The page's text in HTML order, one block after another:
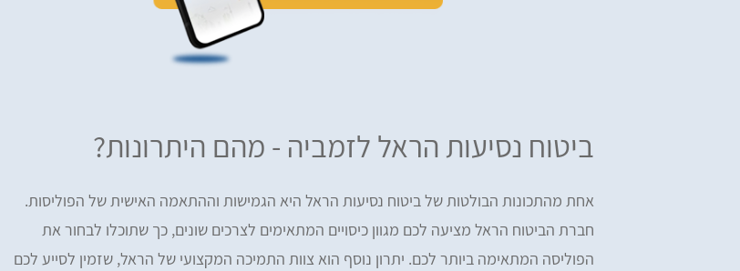
ביטוח נסיעות הראל לזמביה - מהם היתרונות?
אחת מהתכונות הבולטות של ביטוח נסיעות הראל היא הגמישות וההתאמה האישית של הפוליסות.
חברת הביטוח הראל מציעה לכם מגוון כיסויים המתאימים לצרכים שונים, כך שתוכלו לבחור את
הפוליסה המתאימה ביותר לכם. יתרון נוסף הוא צוות התמיכה המקצועי של הראל, שזמין לסייע לכם